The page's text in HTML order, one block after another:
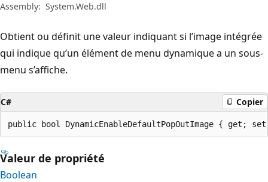
Assembly: System.Web.dll
Obtient ou définit une valeur indiquant si l’image intégrée
qui indique qu’un élément de menu dynamique a un sous-
menu s’affiche.
C# Copier
public bool DynamicEnableDefaultPopOutImage { get;
Valeur de propriété
Boolean